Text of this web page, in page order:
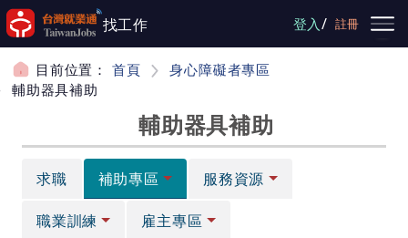
跳到主要內容
找工作 登入/ 註冊
目前位置： 首頁
身心障礙者專區
輔助器具補助
輔助器具補助
求職 補助專區 服務資源
職業訓練 雇主專區